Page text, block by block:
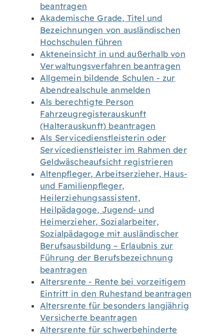
beantragen
Akademische Grade, Titel und
Bezeichnungen von ausländischen
Hochschulen führen
Akteneinsicht in und außerhalb von
Verwaltungsverfahren beantragen
Allgemein bildende Schulen - zur
Abendrealschule anmelden
Als berechtigte Person
Fahrzeugregisterauskunft
(Halterauskunft) beantragen
Als Servicedienstleisterin oder
Servicedienstleister im Rahmen der
Geldwäscheaufsicht registrieren
Altenpfleger, Arbeitserzieher, Haus-
und Familienpfleger,
Heilerziehungsassistent,
Heilpädagoge, Jugend- und
Heimerzieher, Sozialarbeiter,
Sozialpädagoge mit ausländischer
Berufsausbildung – Erlaubnis zur
Führung der Berufsbezeichnung
beantragen
Altersrente - Rente bei vorzeitigem
Eintritt in den Ruhestand beantragen
Altersrente für besonders langjährig
Versicherte beantragen
Altersrente für schwerbehinderte